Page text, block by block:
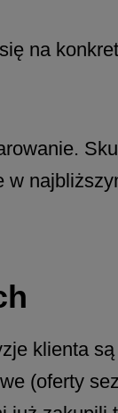
na
klienta
(oferty